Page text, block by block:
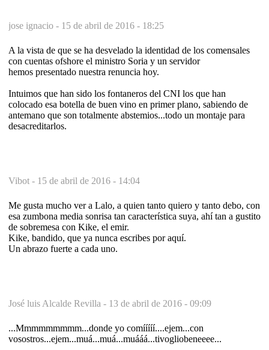
jose ignacio - 15 de abril de 2016 - 18:25
A la vista de que se ha desvelado la identidad de los comensales
con cuentas ofshore el ministro Soria y un servidor
hemos presentado nuestra renuncia hoy.
Intuimos que han sido los fontaneros del CNI los que han
colocado esa botella de buen vino en primer plano, sabiendo de
antemano que son totalmente abstemios...todo un montaje para
desacreditarlos.
Vibot - 15 de abril de 2016 - 14:04
Me gusta mucho ver a Lalo, a quien tanto quiero y tanto debo, con
esa zumbona media sonrisa tan característica suya, ahí tan a gustito
de sobremesa con Kike, el emir.
Kike, bandido, que ya nunca escribes por aquí.
Un abrazo fuerte a cada uno.
José luis Alcalde Revilla - 13 de abril de 2016 - 09:09
...Mmmmmmmmm...donde yo comííííí....ejem...con
vosostros...ejem...muá...muá...muááá...tivogliobeneeee...